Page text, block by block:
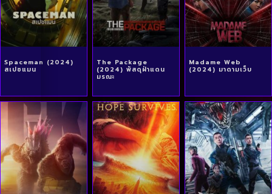
Spaceman (2024)
สเปซแมน
The Package
(2024) พัสดุฝ่าแดน
มรณะ
Madame Web
(2024) มาดามเว็บ